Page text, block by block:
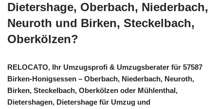
Dietershage, Oberbach, Niederbach,
Neuroth und Birken, Steckelbach,
Oberkölzen?
RELOCATO, Ihr Umzugsprofi & Umzugsberater für 57587
Birken-Honigsessen – Oberbach, Niederbach, Neuroth,
Birken, Steckelbach, Oberkölzen oder Mühlenthal,
Dietershagen, Dietershage für Umzug und